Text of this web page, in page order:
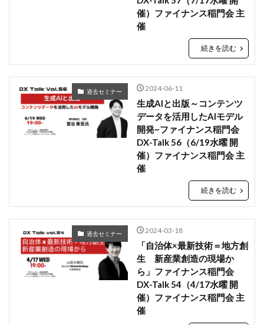
催）ファイナンス稲門会 主
催
続きを読む
過去セミナー 2024-06-11
生成AIと出版～コンテンツ
データを活用したAIモデル
開発~ファイナンス稲門会
DX-Talk 56（6/19水曜 開
催）ファイナンス稲門会 主
催
続きを読む
過去セミナー 2024-03-18
「自治体×最新技術＝地方創
生 新産業創造の現場か
ら」ファイナンス稲門会
DX-Talk 54（4/17水曜 開
催）ファイナンス稲門会 主
催